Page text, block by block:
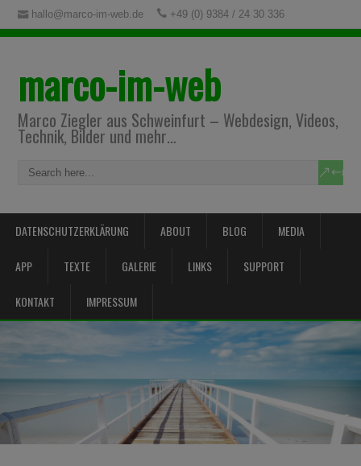
hallo@marco-im-web.de +49 (0) 9384 / 24 30 336
marco-im-web
Marco Ziegler aus Schweinfurt – Webdesign, Videos,
Technik, Bilder und mehr…
DATENSCHUTZERKLÄRUNG ABOUT BLOG MEDIA
APP TEXTE GALERIE LINKS SUPPORT
KONTAKT IMPRESSUM